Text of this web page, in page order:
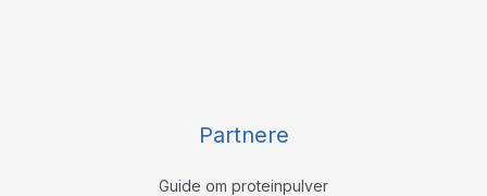
Partnere
Guide om proteinpulver